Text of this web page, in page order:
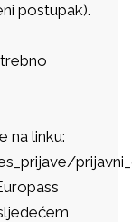
postupak).
na linku: